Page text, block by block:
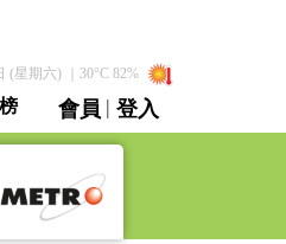
(星期六)｜ 30°C 82%
會員 | 登入
直播 / 重溫
紅